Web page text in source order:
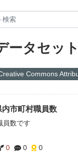
ータセッ
Commons
内市町村職員数
員数です
0 0 0